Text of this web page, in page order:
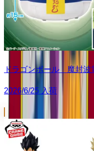
ドラゴンボール 魔封波
2026/6/25 入荷